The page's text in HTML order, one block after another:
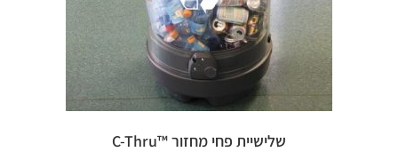
שלישיית פחי מחזור ™C-Thru